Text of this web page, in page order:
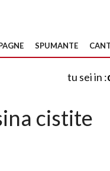
SPUMANTE
tu sei in :
cistite